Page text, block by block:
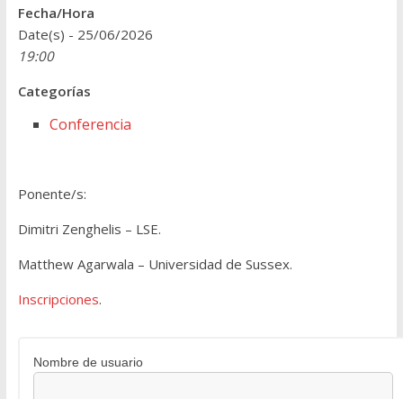
Fecha/Hora
Date(s) - 25/06/2026
19:00
Categorías
Conferencia
Ponente/s:
Dimitri Zenghelis – LSE.
Matthew Agarwala – Universidad de Sussex.
Inscripciones.
Nombre de usuario